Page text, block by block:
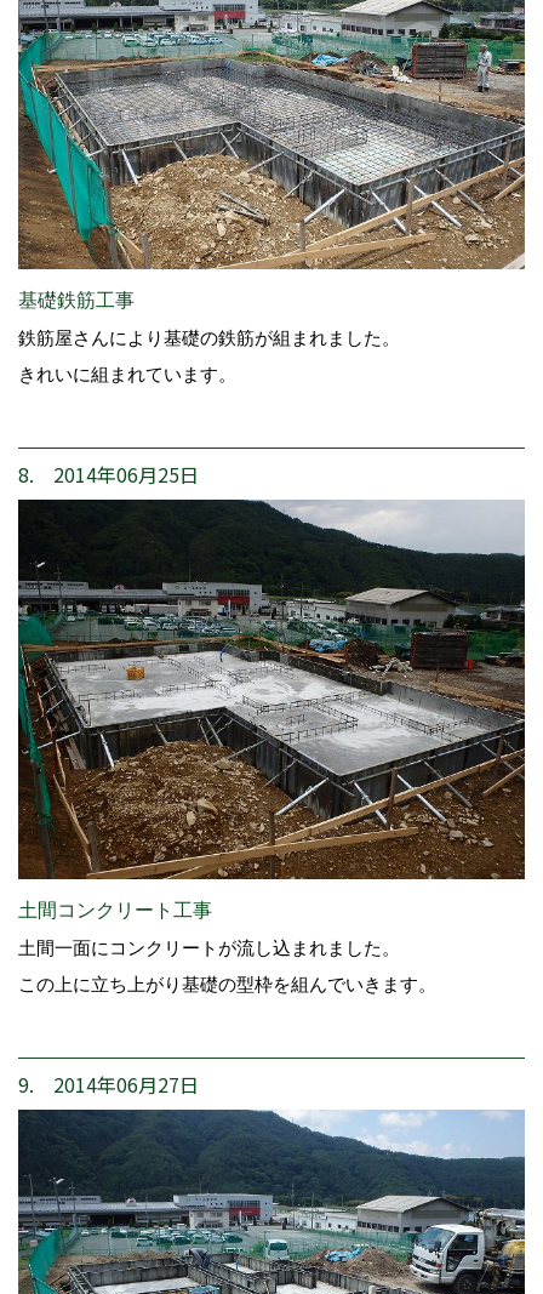
基礎鉄筋工事
鉄筋屋さんにより基礎の鉄筋が組まれました。
きれいに組まれています。
8. 2014年06月25日
土間コンクリート工事
土間一面にコンクリートが流し込まれました。
この上に立ち上がり基礎の型枠を組んでいきます。
9. 2014年06月27日